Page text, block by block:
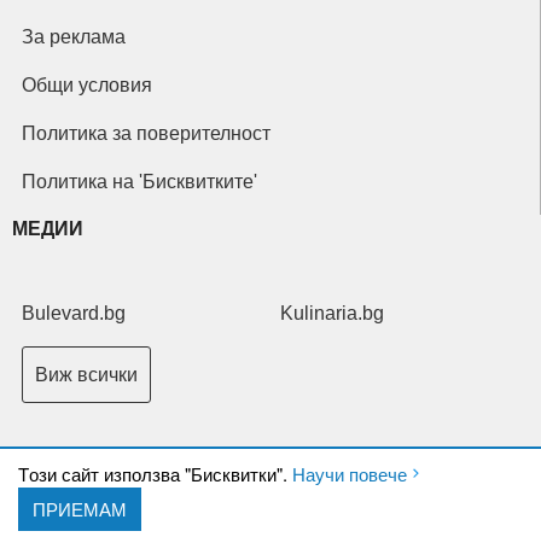
Tози сайт използва "Бисквитки". Научи повече
ПРИЕМАМ
За реклама
Общи условия
Политика за поверителност
Политика на 'Бисквитките'
МЕДИИ
Bulevard.bg Kulinaria.bg
Виж всички
Copyright © 2026 Ксениум ООД. Всички права запазени.